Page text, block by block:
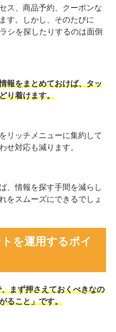
ス、商品予約、クーポンな
す。しかし、そのたびに
シを探したりするのは面倒
報をまとめておけば、タッ
り着けます。
リッチメニューに集約して
せ対応も減ります。
、情報を探す手間を減らし
をスムーズにできるでしょ
を運用するポイ
まず押さえておくべきなの
ること」です。